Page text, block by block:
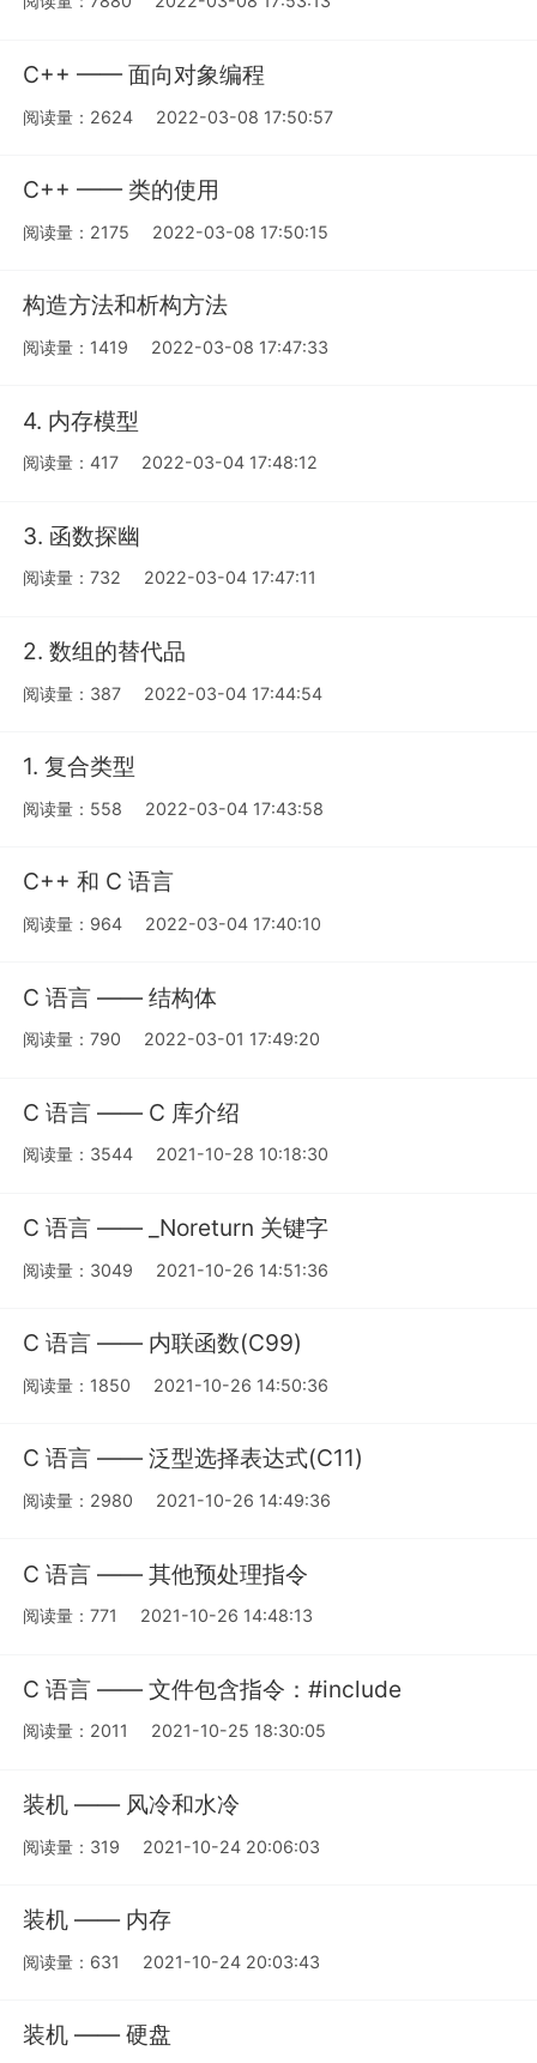
C++ —— 面向对象编程
阅读量：2624 2022-03-08 17:50:57
C++ —— 类的使用
阅读量：2175 2022-03-08 17:50:15
构造方法和析构方法
阅读量：1419 2022-03-08 17:47:33
4. 内存模型
阅读量：417 2022-03-04 17:48:12
3. 函数探幽
阅读量：732 2022-03-04 17:47:11
2. 数组的替代品
阅读量：387 2022-03-04 17:44:54
1. 复合类型
阅读量：558 2022-03-04 17:43:58
C++ 和 C 语言
阅读量：964 2022-03-04 17:40:10
C 语言 —— 结构体
阅读量：790 2022-03-01 17:49:20
C 语言 —— C 库介绍
阅读量：3544 2021-10-28 10:18:30
C 语言 —— _Noreturn 关键字
阅读量：3049 2021-10-26 14:51:36
C 语言 —— 内联函数(C99)
阅读量：1850 2021-10-26 14:50:36
C 语言 —— 泛型选择表达式(C11)
阅读量：2980 2021-10-26 14:49:36
C 语言 —— 其他预处理指令
阅读量：771 2021-10-26 14:48:13
C 语言 —— 文件包含指令：#include
阅读量：2011 2021-10-25 18:30:05
装机 —— 风冷和水冷
阅读量：319 2021-10-24 20:06:03
装机 —— 内存
阅读量：631 2021-10-24 20:03:43
装机 —— 硬盘